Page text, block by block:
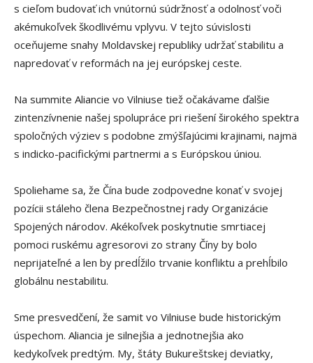
s cieľom budovať ich vnútornú súdržnosť a odolnosť voči
akémukoľvek škodlivému vplyvu. V tejto súvislosti
oceňujeme snahy Moldavskej republiky udržať stabilitu a
napredovať v reformách na jej európskej ceste.
Na summite Aliancie vo Vilniuse tiež očakávame ďalšie
zintenzívnenie našej spolupráce pri riešení širokého spektra
spoločných výziev s podobne zmýšľajúcimi krajinami, najmä
s indicko-pacifickými partnermi a s Európskou úniou.
Spoliehame sa, že Čína bude zodpovedne konať v svojej
pozícii stáleho člena Bezpečnostnej rady Organizácie
Spojených národov. Akékoľvek poskytnutie smrtiacej
pomoci ruskému agresorovi zo strany Číny by bolo
neprijateľné a len by predĺžilo trvanie konfliktu a prehĺbilo
globálnu nestabilitu.
Sme presvedčení, že samit vo Vilniuse bude historickým
úspechom. Aliancia je silnejšia a jednotnejšia ako
kedykoľvek predtým. My, štáty Bukureštskej deviatky,